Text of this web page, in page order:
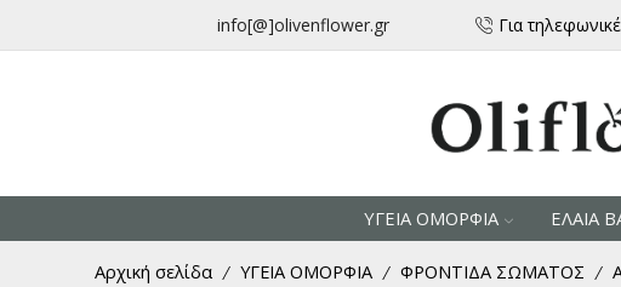
info[@]olivenflower.gr
για αγορές άνω των 30 € από την Ελλάδα Για
ΥΓΕΙΑ ΟΜΟΡΦΙΑ ΕΛΑΙΑ
Αρχική σελίδα / ΥΓΕΙΑ ΟΜΟΡΦΙΑ / ΦΡΟΝΤΙΔΑ ΣΩΜΑΤΟΣ /